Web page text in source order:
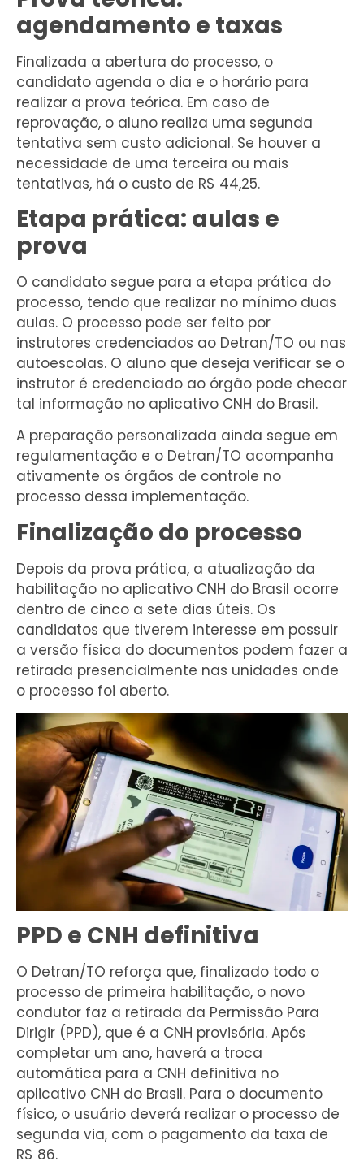
agendamento e taxas
Finalizada a abertura do processo, o
candidato agenda o dia e o horário para
realizar a prova teórica. Em caso de
reprovação, o aluno realiza uma segunda
tentativa sem custo adicional. Se houver a
necessidade de uma terceira ou mais
tentativas, há o custo de R$ 44,25.
Etapa prática: aulas e
prova
O candidato segue para a etapa prática do
processo, tendo que realizar no mínimo duas
aulas. O processo pode ser feito por
instrutores credenciados ao Detran/TO ou nas
autoescolas. O aluno que deseja verificar se o
instrutor é credenciado ao órgão pode checar
tal informação no aplicativo CNH do Brasil.
A preparação personalizada ainda segue em
regulamentação e o Detran/TO acompanha
ativamente os órgãos de controle no
processo dessa implementação.
Finalização do processo
Depois da prova prática, a atualização da
habilitação no aplicativo CNH do Brasil ocorre
dentro de cinco a sete dias úteis. Os
candidatos que tiverem interesse em possuir
a versão física do documentos podem fazer a
retirada presencialmente nas unidades onde
o processo foi aberto.
PPD e CNH definitiva
O Detran/TO reforça que, finalizado todo o
processo de primeira habilitação, o novo
condutor faz a retirada da Permissão Para
Dirigir (PPD), que é a CNH provisória. Após
completar um ano, haverá a troca
automática para a CNH definitiva no
aplicativo CNH do Brasil. Para o documento
físico, o usuário deverá realizar o processo de
segunda via, com o pagamento da taxa de
R$ 86.